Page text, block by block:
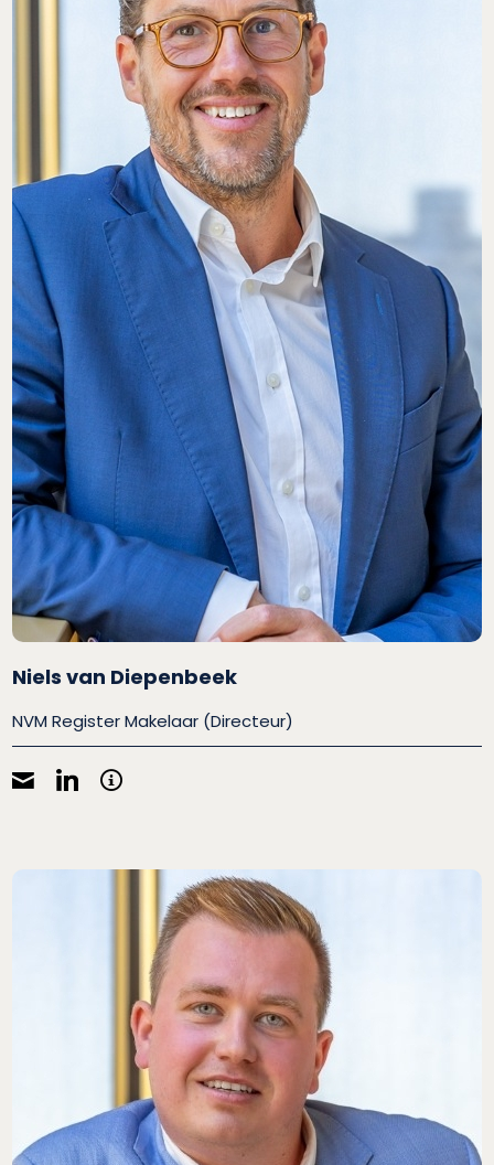
Niels van Diepenbeek
NVM Register Makelaar (Directeur)